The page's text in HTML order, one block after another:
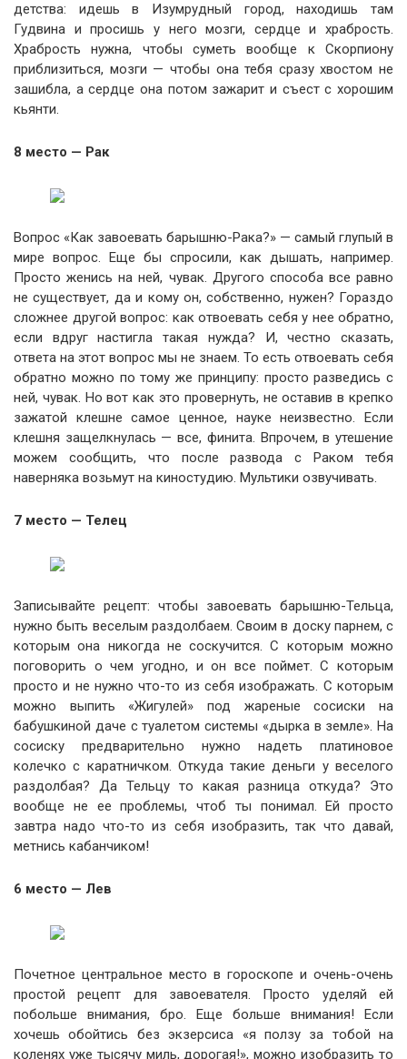
детства: идешь в Изумрудный город, находишь там
Гудвина и просишь у него мозги, сердце и храбрость.
Храбрость нужна, чтобы суметь вообще к Скорпиону
приблизиться, мозги — чтобы она тебя сразу хвостом не
зашибла, а сердце она потом зажарит и съест с хорошим
кьянти.
8 место — Рак
Вопрос «Как завоевать барышню-Рака?» — самый глупый в
мире вопрос. Еще бы спросили, как дышать, например.
Просто женись на ней, чувак. Другого способа все равно
не существует, да и кому он, собственно, нужен? Гораздо
сложнее другой вопрос: как отвоевать себя у нее обратно,
если вдруг настигла такая нужда? И, честно сказать,
ответа на этот вопрос мы не знаем. То есть отвоевать себя
обратно можно по тому же принципу: просто разведись с
ней, чувак. Но вот как это провернуть, не оставив в крепко
зажатой клешне самое ценное, науке неизвестно. Если
клешня защелкнулась — все, финита. Впрочем, в утешение
можем сообщить, что после развода с Раком тебя
наверняка возьмут на киностудию. Мультики озвучивать.
7 место — Телец
Записывайте рецепт: чтобы завоевать барышню-Тельца,
нужно быть веселым раздолбаем. Своим в доску парнем, с
которым она никогда не соскучится. С которым можно
поговорить о чем угодно, и он все поймет. С которым
просто и не нужно что-то из себя изображать. С которым
можно выпить «Жигулей» под жареные сосиски на
бабушкиной даче с туалетом системы «дырка в земле». На
сосиску предварительно нужно надеть платиновое
колечко с каратничком. Откуда такие деньги у веселого
раздолбая? Да Тельцу то какая разница откуда? Это
вообще не ее проблемы, чтоб ты понимал. Ей просто
завтра надо что-то из себя изобразить, так что давай,
метнись кабанчиком!
6 место — Лев
Почетное центральное место в гороскопе и очень-очень
простой рецепт для завоевателя. Просто уделяй ей
побольше внимания, бро. Еще больше внимания! Если
хочешь обойтись без экзерсиса «я ползу за тобой на
коленях уже тысячу миль, дорогая!», можно изобразить то